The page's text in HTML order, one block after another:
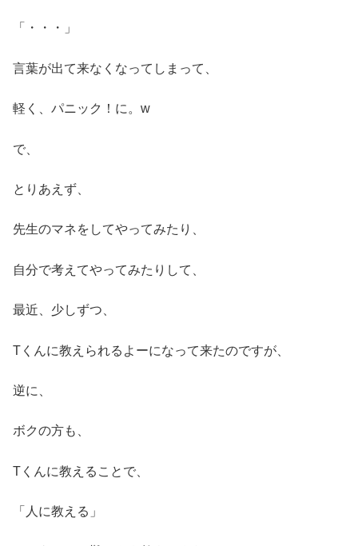
「・・・」
言葉が出て来なくなってしまって、
軽く、パニック！に。w
で、
とりあえず、
先生のマネをしてやってみたり、
自分で考えてやってみたりして、
最近、少しずつ、
Tくんに教えられるよーになって来たのですが、
逆に、
ボクの方も、
Tくんに教えることで、
「人に教える」